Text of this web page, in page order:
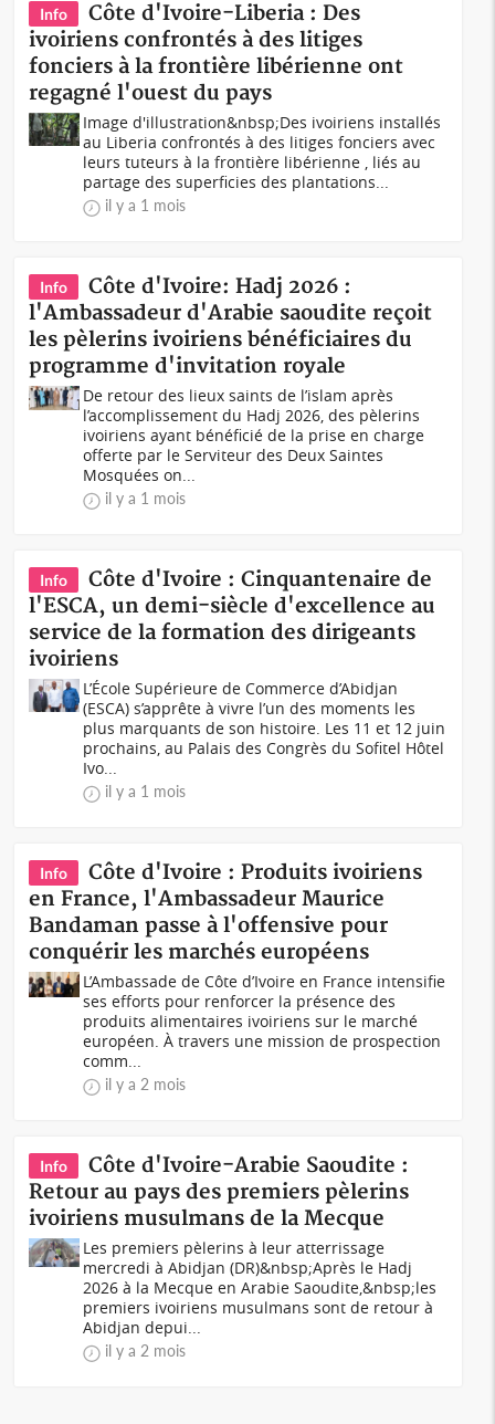
Info
Côte d'Ivoire-Liberia : Des
ivoiriens confrontés à des litiges
fonciers à la frontière libérienne ont
regagné l'ouest du pays
Image d'illustration&nbsp;Des ivoiriens installés
au Liberia confrontés à des litiges fonciers avec
leurs tuteurs à la frontière libérienne , liés au
partage des superficies des plantations...
il y a 1 mois
Info
Côte d'Ivoire: Hadj 2026 :
l'Ambassadeur d'Arabie saoudite reçoit
les pèlerins ivoiriens bénéficiaires du
programme d'invitation royale
De retour des lieux saints de l’islam après
l’accomplissement du Hadj 2026, des pèlerins
ivoiriens ayant bénéficié de la prise en charge
offerte par le Serviteur des Deux Saintes
Mosquées on...
il y a 1 mois
Info
Côte d'Ivoire : Cinquantenaire de
l'ESCA, un demi-siècle d'excellence au
service de la formation des dirigeants
ivoiriens
L’École Supérieure de Commerce d’Abidjan
(ESCA) s’apprête à vivre l’un des moments les
plus marquants de son histoire. Les 11 et 12 juin
prochains, au Palais des Congrès du Sofitel Hôtel
Ivo...
il y a 1 mois
Info
Côte d'Ivoire : Produits ivoiriens
en France, l'Ambassadeur Maurice
Bandaman passe à l'offensive pour
conquérir les marchés européens
L’Ambassade de Côte d’Ivoire en France intensifie
ses efforts pour renforcer la présence des
produits alimentaires ivoiriens sur le marché
européen. À travers une mission de prospection
comm...
il y a 2 mois
Info
Côte d'Ivoire-Arabie Saoudite :
Retour au pays des premiers pèlerins
ivoiriens musulmans de la Mecque
Les premiers pèlerins à leur atterrissage
mercredi à Abidjan (DR)&nbsp;Après le Hadj
2026 à la Mecque en Arabie Saoudite,&nbsp;les
premiers ivoiriens musulmans sont de retour à
Abidjan depui...
il y a 2 mois